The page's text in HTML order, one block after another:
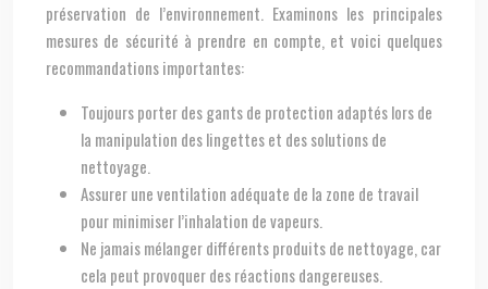
préservation de l’environnement. Examinons les principales
mesures de sécurité à prendre en compte, et voici quelques
recommandations importantes:
Toujours porter des gants de protection adaptés lors de
la manipulation des lingettes et des solutions de
nettoyage.
Assurer une ventilation adéquate de la zone de travail
pour minimiser l’inhalation de vapeurs.
Ne jamais mélanger différents produits de nettoyage, car
cela peut provoquer des réactions dangereuses.